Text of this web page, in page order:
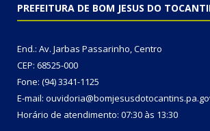
PREFEITURA DE BOM JESUS DO
End.: Av. Jarbas Passarinho, Centro
CEP: 68525-000
Fone: (94) 3341-1125
E-mail:
Horário de atendimento: 07:30 às 13:30